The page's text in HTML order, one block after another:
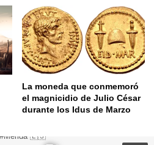
La moneda que conmemoró
el magnicidio de Julio César
durante los Idus de Marzo